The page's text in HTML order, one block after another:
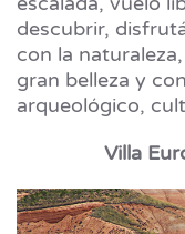
descubrir,
con la
gran belleza y
arqueológico,
Villa